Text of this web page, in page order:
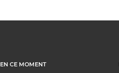
EN CE MOMENT